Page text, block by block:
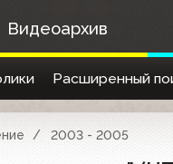
Видеоархив
Расширенный
2003 - 2005